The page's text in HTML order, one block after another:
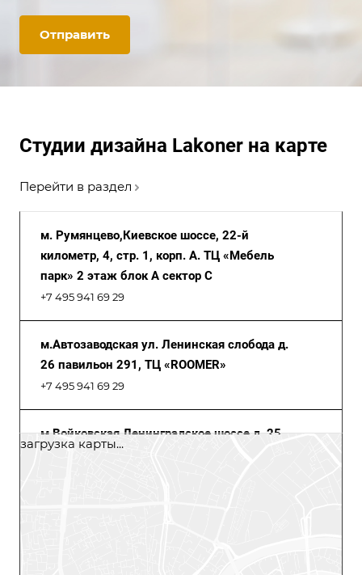
Отправить
Студии дизайна Lakoner на карте
Перейти в раздел
м. Румянцево,Киевское шоссе, 22-й
километр, 4, стр. 1, корп. А. ТЦ «Мебель
парк» 2 этаж блок А сектор С
+7 495 941 69 29
м.Автозаводская ул. Ленинская слобода д.
26 павильон 291, ТЦ «ROOMER»
+7 495 941 69 29
м.Войковская Ленинградское шоссе д. 25,
Центр Дизайна «Family Room», 3 этаж
загрузка карты...